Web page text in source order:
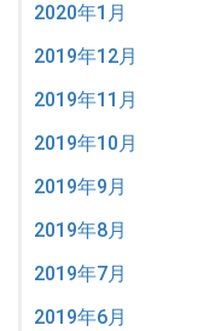
2020年1月
2019年12月
2019年11月
2019年10月
2019年9月
2019年8月
2019年7月
2019年6月